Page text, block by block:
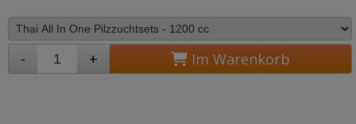
- + Im Warenkorb